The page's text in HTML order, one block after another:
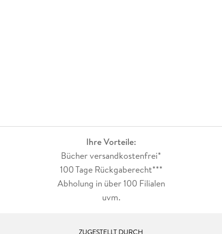
Ihre Vorteile:
Bücher versandkostenfrei*
100 Tage Rückgaberecht***
Abholung in über 100 Filialen
uvm.